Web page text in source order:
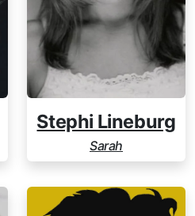
Stephi Lineburg
Sarah